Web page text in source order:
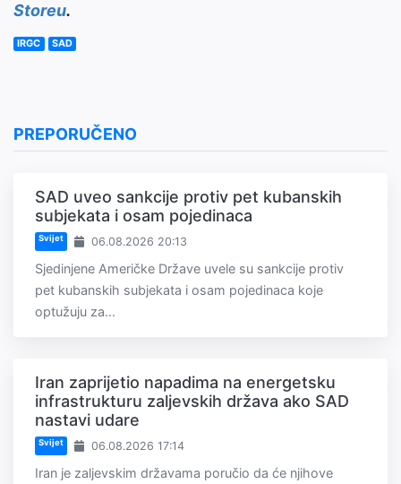
Storeu.
IRGC SAD
PREPORUČENO
SAD uveo sankcije protiv pet kubanskih
subjekata i osam pojedinaca
Svijet 06.08.2026 20:13
Sjedinjene Američke Države uvele su sankcije protiv
pet kubanskih subjekata i osam pojedinaca koje
optužuju za...
Iran zaprijetio napadima na energetsku
infrastrukturu zaljevskih država ako SAD
nastavi udare
Svijet 06.08.2026 17:14
Iran je zaljevskim državama poručio da će njihove